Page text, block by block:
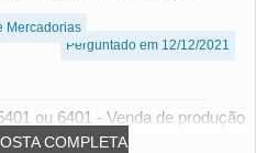
Mercadorias
Perguntado em 12/12/2021
COMPLETA
ou 6401 - Venda de produção
com produ...